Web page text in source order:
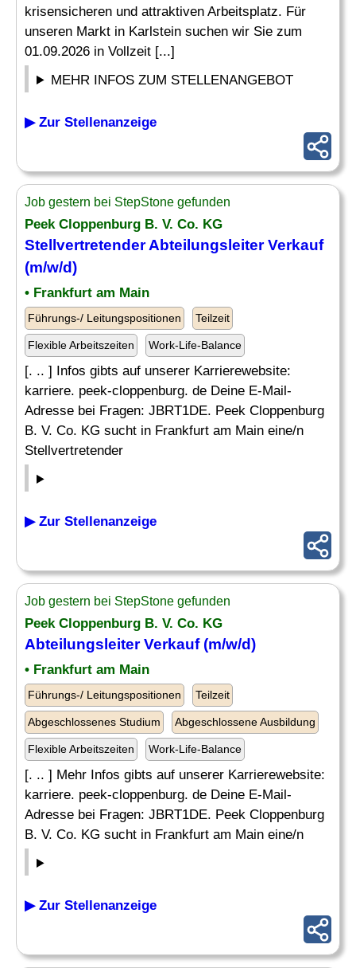
krisensicheren und attraktiven Arbeitsplatz. Für
unseren Markt in Karlstein suchen wir Sie zum
01.09.2026 in Vollzeit [...]
MEHR INFOS ZUM STELLENANGEBOT
▶ Zur Stellenanzeige
Job gestern bei StepStone gefunden
Peek Cloppenburg B. V. Co. KG
StellvertretenderAbteilungsleiterVerkauf
(m/w/d)
• Frankfurt am Main
Führungs-/ Leitungspositionen Teilzeit
Flexible Arbeitszeiten Work-Life-Balance
[. .. ] Infos gibts auf unserer Karrierewebsite:
karriere. peek-cloppenburg. de Deine E-Mail-
Adresse bei Fragen: JBRT1DE. Peek Cloppenburg
B. V. Co. KG sucht in Frankfurt am Main eine/n
Stellvertretender
▶ Zur Stellenanzeige
Job gestern bei StepStone gefunden
Peek Cloppenburg B. V. Co. KG
AbteilungsleiterVerkauf (m/w/d)
• Frankfurt am Main
Führungs-/ Leitungspositionen Teilzeit
Abgeschlossenes Studium Abgeschlossene Ausbildung
Flexible Arbeitszeiten Work-Life-Balance
[. .. ] Mehr Infos gibts auf unserer Karrierewebsite:
karriere. peek-cloppenburg. de Deine E-Mail-
Adresse bei Fragen: JBRT1DE. Peek Cloppenburg
B. V. Co. KG sucht in Frankfurt am Main eine/n
▶ Zur Stellenanzeige